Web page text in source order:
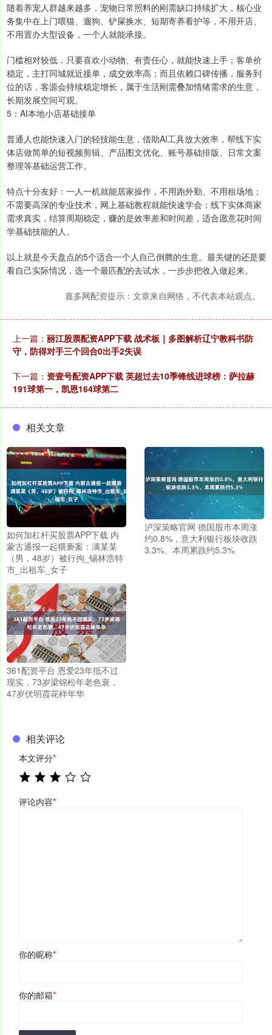
随着养宠人群越来越多，宠物日常照料的刚需缺口持续扩大，核心业
务集中在上门喂猫、遛狗、铲屎换水、短期寄养看护等，不用开店、
不用置办大型设备，一个人就能承接。
门槛相对较低，只要喜欢小动物、有责任心，就能快速上手；客单价
稳定，主打同城就近接单，成交效率高；而且依赖口碑传播，服务到
位的话，客源会持续稳定增长，属于生活刚需叠加情绪需求的生意，
长期发展空间可观。
5：AI本地小店基础接单
普通人也能快速入门的轻技能生意，借助AI工具放大效率，帮线下实
体店做简单的短视频剪辑、产品图文优化、账号基础排版、日常文案
整理等基础运营工作。
特点十分友好：一人一机就能居家操作，不用跑外勤、不用租场地；
不需要高深的专业技术，网上基础教程就能快速学会；线下实体商家
需求真实，结算周期稳定，赚的是效率差和时间差，适合愿意花时间
学基础技能的人。
以上就是今天盘点的5个适合一个人自己倒腾的生意。最关键的还是要
看自己实际情况，选一个最匹配的去试水，一步步把收入做起来。
嘉多网配资提示：文章来自网络，不代表本站观点。
上一篇： 丽江股票配资APP下载 战术板｜多图解析辽宁教科书防
守，防得对手三个回合0出手2失误
下一篇： 资壹号配资APP下载 英超过去10季锋线进球榜：萨拉赫
191球第一，凯恩164球第二
相关文章
如何加杠杆买股票APP下载 内
蒙古通报一起猥亵案：满某某
（男，48岁）被行拘_锡林浩特
市_出租车_女子
泸深策略官网 德国股市本周涨
约0.8%，意大利银行板块收跌
3.3%、本周累跌约5.3%
361配资平台 恩爱23年抵不过
现实，73岁梁锦松年老色衰，
47岁伏明霞花样年华
相关评论
本文评分*
评论内容*
你的昵称*
你的邮箱*